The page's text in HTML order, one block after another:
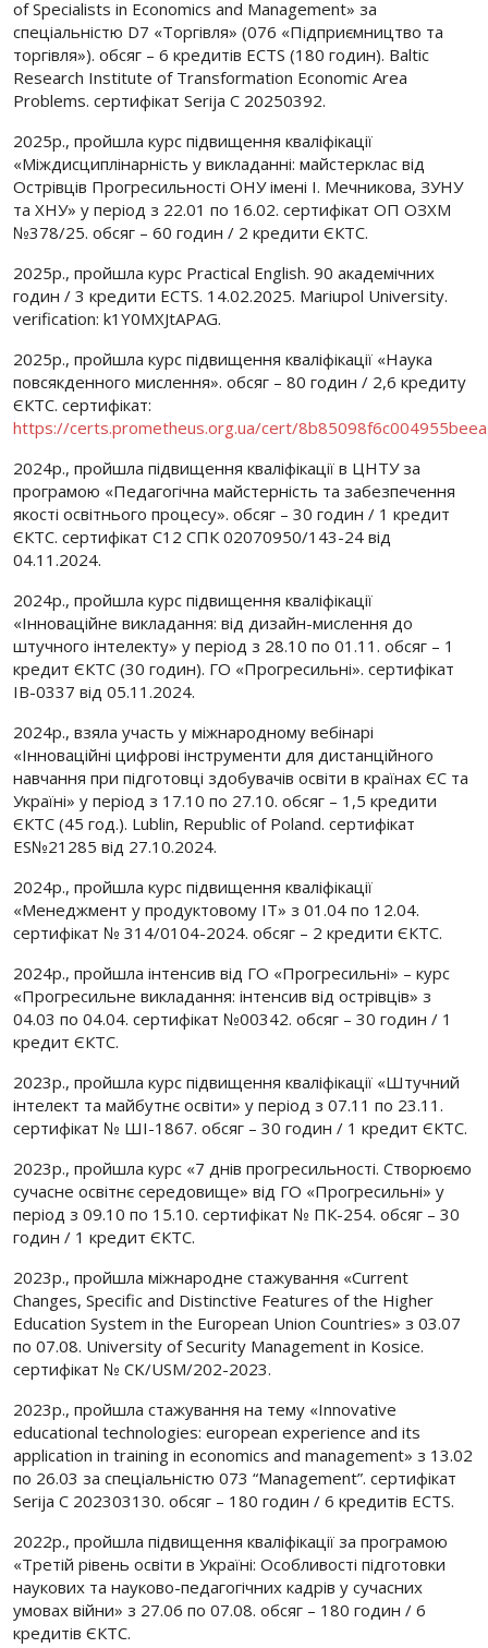
of Specialists in Economics and Management» за
спеціальністю D7 «Торгівля» (076 «Підприємництво та
торгівля»). обсяг – 6 кредитів ECTS (180 годин). Baltic
Research Institute of Transformation Economic Area
Problems. сертифікат Serija C 20250392.
2025р., пройшла курс підвищення кваліфікації
«Міждисциплінарність у викладанні: майстерклас від
Острівців Прогресильності ОНУ імені І. Мечникова, ЗУНУ
та ХНУ» у період з 22.01 по 16.02. сертифікат ОП ОЗХМ
№378/25. обсяг – 60 годин / 2 кредити ЄКТС.
2025р., пройшла курс Practical English. 90 академічних
годин / 3 кредити ECTS. 14.02.2025. Mariupol University.
verification: k1Y0MXJtAPAG.
2025р., пройшла курс підвищення кваліфікації «Наука
повсякденного мислення». обсяг – 80 годин / 2,6 кредиту
ЄКТС. сертифікат:
https://certs.prometheus.org.ua/cert/
2024р., пройшла підвищення кваліфікації в ЦНТУ за
програмою «Педагогічна майстерність та забезпечення
якості освітнього процесу». обсяг – 30 годин / 1 кредит
ЄКТС. сертифікат С12 СПК 02070950/143-24 від
04.11.2024.
2024р., пройшла курс підвищення кваліфікації
«Інноваційне викладання: від дизайн-мислення до
штучного інтелекту» у період з 28.10 по 01.11. обсяг – 1
кредит ЄКТС (30 годин). ГО «Прогресильні». сертифікат
ІВ-0337 від 05.11.2024.
2024р., взяла участь у міжнародному вебінарі
«Інноваційні цифрові інструменти для дистанційного
навчання при підготовці здобувачів освіти в країнах ЄС та
Україні» у період з 17.10 по 27.10. обсяг – 1,5 кредити
ЄКТС (45 год.). Lublin, Republic of Poland. сертифікат
ES№21285 від 27.10.2024.
2024р., пройшла курс підвищення кваліфікації
«Менеджмент у продуктовому ІТ» з 01.04 по 12.04.
сертифікат № 314/0104-2024. обсяг – 2 кредити ЄКТС.
2024р., пройшла інтенсив від ГО «Прогресильні» – курс
«Прогресильне викладання: інтенсив від острівців» з
04.03 по 04.04. сертифікат №00342. обсяг – 30 годин / 1
кредит ЄКТС.
2023р., пройшла курс підвищення кваліфікації «Штучний
інтелект та майбутнє освіти» у період з 07.11 по 23.11.
сертифікат № ШІ-1867. обсяг – 30 годин / 1 кредит ЄКТС.
2023р., пройшла курс «7 днів прогресильності. Створюємо
сучасне освітнє середовище» від ГО «Прогресильні» у
період з 09.10 по 15.10. сертифікат № ПК-254. обсяг – 30
годин / 1 кредит ЄКТС.
2023р., пройшла міжнародне стажування «Current
Changes, Specific and Distinctive Features of the Higher
Education System in the European Union Countries» з 03.07
по 07.08. University of Security Management in Kosice.
сертифікат № CK/USM/202-2023.
2023р., пройшла стажування на тему «Innovative
educational technologies: european experience and its
application in training in economics and management» з 13.02
по 26.03 за спеціальністю 073 “Management”. сертифікат
Serija C 202303130. обсяг – 180 годин / 6 кредитів ECTS.
2022р., пройшла підвищення кваліфікації за програмою
«Третій рівень освіти в Україні: Особливості підготовки
наукових та науково-педагогічних кадрів у сучасних
умовах війни» з 27.06 по 07.08. обсяг – 180 годин / 6
кредитів ЄКТС.